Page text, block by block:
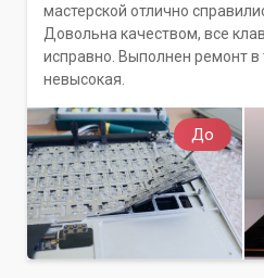
До
мастерской отлично
Довольна качеством, все
исправно. Выполнен ремонт в
невысокая.